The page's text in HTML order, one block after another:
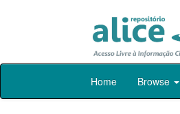
Skip
Home Browse